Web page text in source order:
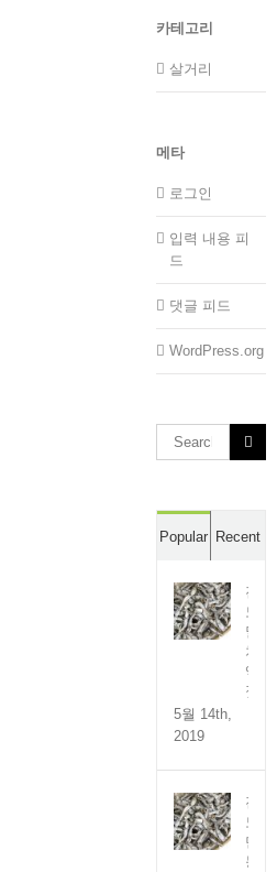
카테고리
살거리
메타
로그인
입력 내용 피
드
댓글 피드
WordPress.org
Search
for:
Popular Recent
전
도
멸
치
액
젓
5월 14th,
2019
전
도
만
능